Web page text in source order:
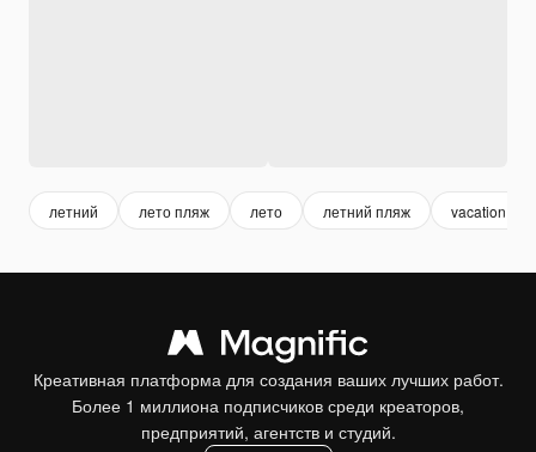
летний лето пляж лето летний пляж vacation
Креативная платформа для создания ваших лучших работ.
Более 1 миллиона подписчиков среди креаторов,
предприятий, агентств и студий.